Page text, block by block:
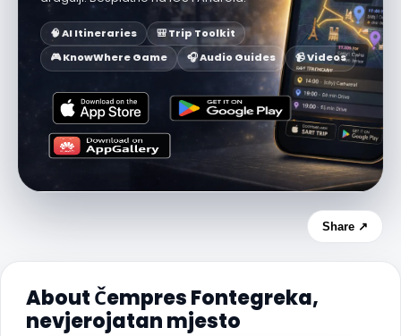
🧠 AI Itineraries
🎒 Trip Toolkit
🎮 KnowWhere Game
🎧 Audio Guides 📹 Videos
Share ↗
About Čempres Fontegreka,
nevjerojatan mjesto